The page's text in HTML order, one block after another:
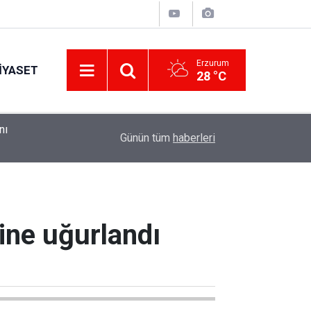
Erzurum
28 °C
ETSO ve İSO mesleki eğitim protokolü
Günün tüm haberleri
uğurlandı